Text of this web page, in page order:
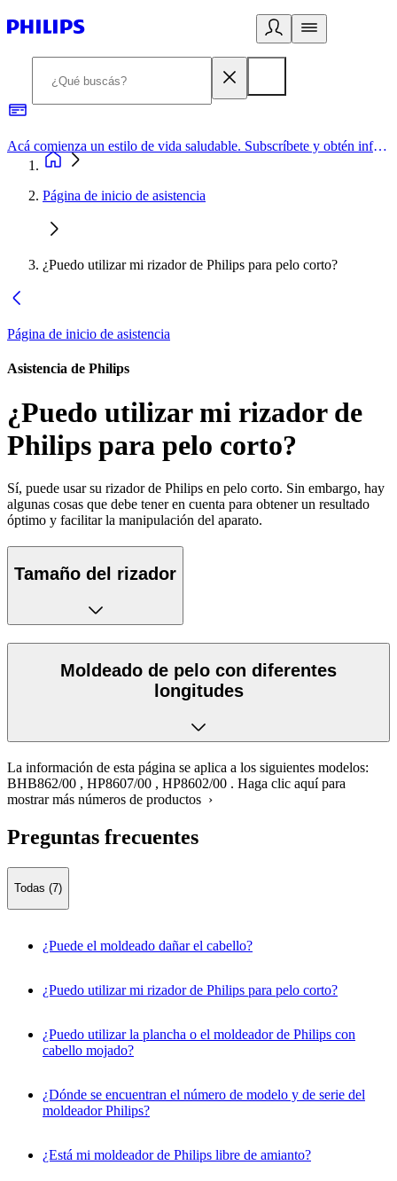
Acá comienza un estilo de vida saludable. Subscríbete y obtén información de primera mano
Página de inicio de asistencia
¿Puedo utilizar mi rizador de Philips para pelo corto?
Página de inicio de asistencia
Asistencia de Philips
¿Puedo utilizar mi rizador de
Philips para pelo corto?
Sí, puede usar su rizador de Philips en pelo corto. Sin embargo, hay
algunas cosas que debe tener en cuenta para obtener un resultado
óptimo y facilitar la manipulación del aparato.
Tamaño del rizador
Moldeado de pelo con diferentes
longitudes
La información de esta página se aplica a los siguientes modelos:
BHB862/00 , HP8607/00 , HP8602/00 . Haga clic aquí para
mostrar más números de productos ›
Preguntas frecuentes
Todas (7)
¿Puede el moldeado dañar el cabello?
¿Puedo utilizar mi rizador de Philips para pelo corto?
¿Puedo utilizar la plancha o el moldeador de Philips con
cabello mojado?
¿Dónde se encuentran el número de modelo y de serie del
moldeador Philips?
¿Está mi moldeador de Philips libre de amianto?